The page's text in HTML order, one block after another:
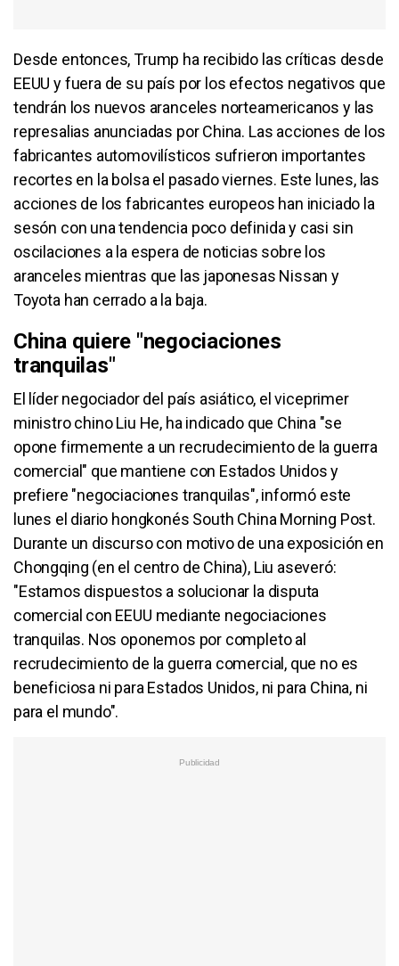
Desde entonces, Trump ha recibido las críticas desde
EEUU y fuera de su país por los efectos negativos que
tendrán los nuevos aranceles norteamericanos y las
represalias anunciadas por China. Las acciones de los
fabricantes automovilísticos sufrieron importantes
recortes en la bolsa el pasado viernes. Este lunes, las
acciones de los fabricantes europeos han iniciado la
sesón con una tendencia poco definida y casi sin
oscilaciones a la espera de noticias sobre los
aranceles mientras que las japonesas Nissan y
Toyota han cerrado a la baja.
China quiere "negociaciones
tranquilas"
El líder negociador del país asiático, el viceprimer
ministro chino Liu He, ha indicado que China "se
opone firmemente a un recrudecimiento de la guerra
comercial" que mantiene con Estados Unidos y
prefiere "negociaciones tranquilas", informó este
lunes el diario hongkonés South China Morning Post.
Durante un discurso con motivo de una exposición en
Chongqing (en el centro de China), Liu aseveró:
"Estamos dispuestos a solucionar la disputa
comercial con EEUU mediante negociaciones
tranquilas. Nos oponemos por completo al
recrudecimiento de la guerra comercial, que no es
beneficiosa ni para Estados Unidos, ni para China, ni
para el mundo".